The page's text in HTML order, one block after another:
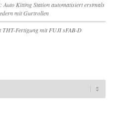
Auto Kitting Station automatisiert erstmals
mit Gurtrollen
THT-Fertigung mit FUJI sFAB-D